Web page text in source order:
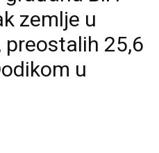
zemlje u
preostalih 25,6
u